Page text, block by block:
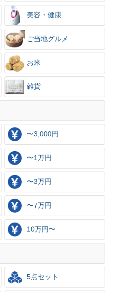
美容・健康
ご当地グルメ
お米
雑貨
〜3,000円
〜1万円
〜3万円
〜7万円
10万円〜
5点セット